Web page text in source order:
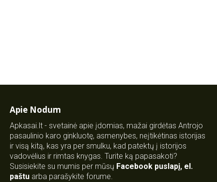
Apie Nodum
Apkasai.lt - svetainė apie įdomias, mažai girdėtas Antrojo
pasaulinio karo ginkluotę, asmenybes, neįtikėtinas istorijas
ir visą kitą, kas yra per smulku, kad patektų į istorijos
vadovėlius ir rimtas knygas. Turite ką papasakoti?
Susisiekite su mumis per mūsų Facebook puslapį, el.
paštu arba parašykite forume.